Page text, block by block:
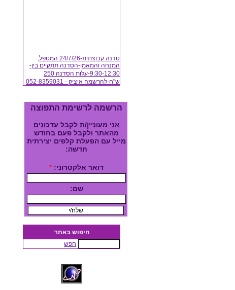
סדנה קבוצתית-24/7/26 המטפל,
המנחה והמאמן-הסדנה תתקיים בין-
9:30-12:30-עלות הסדנה 250
ש"ח-להרשמה איציק - 052-8359031
(24/07/2026)
הרשמה לרשימת התפוצה
אני מעוניין/ת לקבל עדכונים
מהאתר ולקבל פעם בחודש
מייל עם הפעלת קלפים יצירתית
חדשה:
דואר אלקטרוני: *
שם:
חיפוש באתר
חפש